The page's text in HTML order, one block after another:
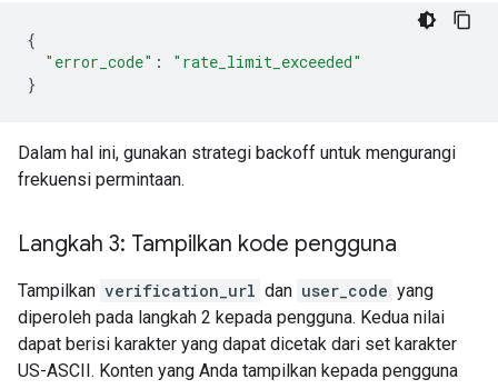
{
"error_code" :
"rate_limit_exceeded"
}
Dalam hal ini, gunakan strategi backoff untuk mengurangi
frekuensi permintaan.
Langkah 3: Tampilkan kode pengguna
Tampilkan verification_url dan user_code yang
diperoleh pada langkah 2 kepada pengguna. Kedua nilai
dapat berisi karakter yang dapat dicetak dari set karakter
US-ASCII. Konten yang Anda tampilkan kepada pengguna